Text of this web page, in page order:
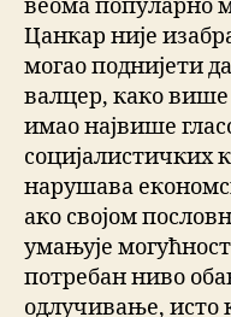
веома популарно
Цанкар није
могао поднијети
валцер, како више
имао највише
социјалистичких
нарушава
ако својом
умањује
потребан ниво
одлучивање, исто